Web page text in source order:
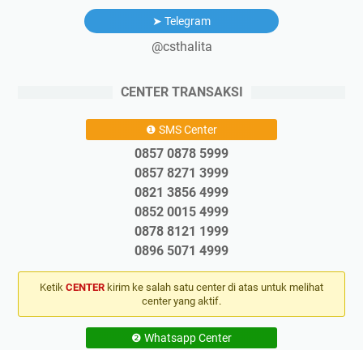
➤ Telegram
@csthalita
CENTER TRANSAKSI
❶ SMS Center
0857 0878 5999
0857 8271 3999
0821 3856 4999
0852 0015 4999
0878 8121 1999
0896 5071 4999
Ketik CENTER kirim ke salah satu center di atas untuk melihat
center yang aktif.
❷ Whatsapp Center